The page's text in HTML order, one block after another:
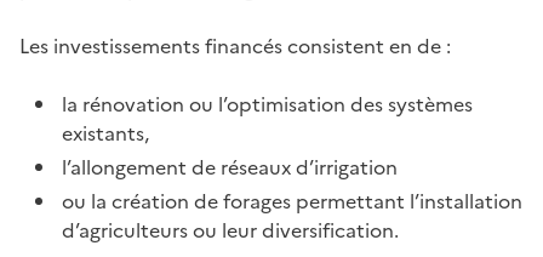
Les investissements financés consistent en de :
la rénovation ou l’optimisation des systèmes
existants,
l’allongement de réseaux d’irrigation
ou la création de forages permettant l’installation
d’agriculteurs ou leur diversification.